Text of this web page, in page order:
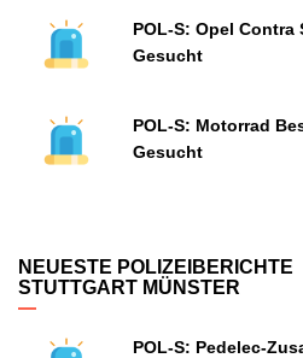
POL-S: Opel
Gesucht
POL-S: Motorrad
Gesucht
NEUESTE POLIZEIBERICHTE
STUTTGART MÜNSTER
POL-S: Pedelec-